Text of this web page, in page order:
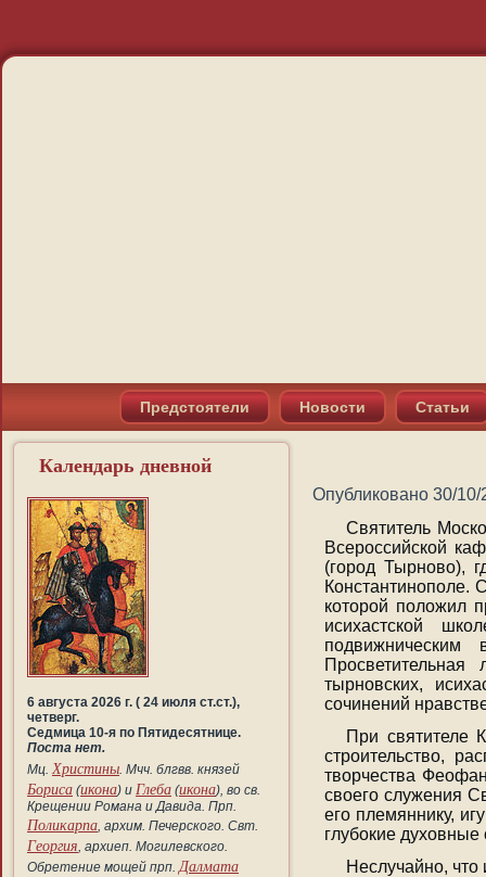
Предстоятели Новости Статьи
Календарь дневной
6 августа 2026 г. ( 24 июля ст.ст.),
четверг.
Седмица 10-я по Пятидесятнице.
Поста нет.
Мц.Христины. Мчч. блгвв. князей
Бориса (икона) и Глеба (икона), во св.
Крещении Романа и Давида. Прп.
Поликарпа, архим. Печерского. Свт.
Георгия, архиеп. Могилевского.
Обретение мощей прп.Далмата
Опубликовано 30/10/
Святитель
Всероссийской
(город Тырново),
Константинополе.
которой положил
исихастской
подвижническим
тырновских,
сочинений
При святителе
строительство,
творчества
своего служения
его племяннику,
глубокие духовные
Неслучайно,